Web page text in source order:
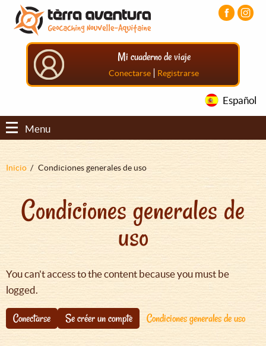
Pasar
contenido
principal
Pasar
menú
principal
Pasar
principal
Mi cuaderno de viaje
Conectarse | Registrarse
Español
Menu
Sobrescribir
ayuda
navegación
Inicio Condiciones generales de uso
Condiciones generales de
uso
You can't access to the content because you must be
logged.
Conectarse Se créer un compte Condiciones generales de uso